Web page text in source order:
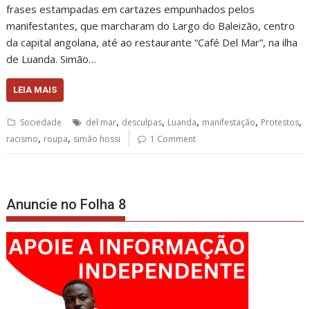
frases estampadas em cartazes empunhados pelos
manifestantes, que marcharam do Largo do Baleizão, centro
da capital angolana, até ao restaurante “Café Del Mar”, na ilha
de Luanda. Simão…
LEIA MAIS
Sociedade del mar, desculpas, Luanda, manifestação, Protestos,
racismo, roupa, simão hossi 1 Comment
Anuncie no Folha 8